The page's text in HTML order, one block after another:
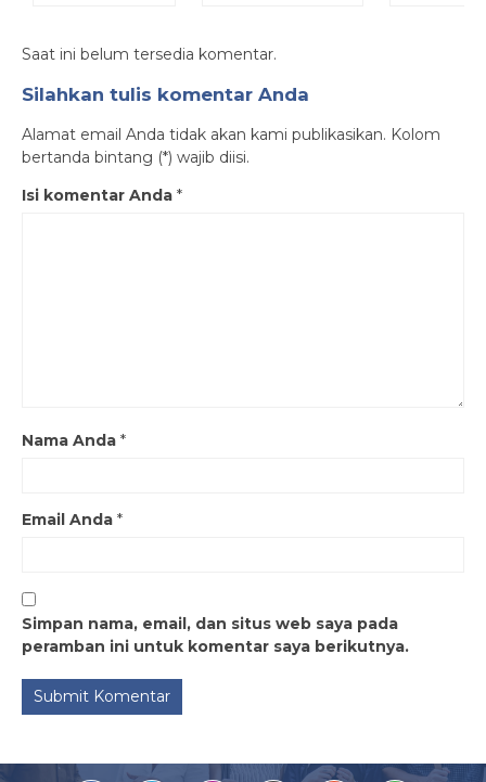
Saat ini belum tersedia komentar.
Silahkan tulis komentar Anda
Alamat email Anda tidak akan kami publikasikan. Kolom
bertanda bintang (*) wajib diisi.
Isi komentar Anda *
Nama Anda *
Email Anda *
Simpan nama, email, dan situs web saya pada
peramban ini untuk komentar saya berikutnya.